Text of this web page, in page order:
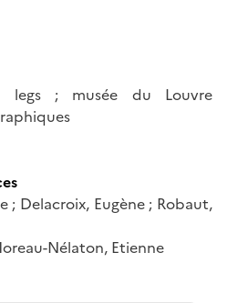
; musée du Louvre
; Delacroix, Eugène ; Robaut,
Nélaton, Etienne